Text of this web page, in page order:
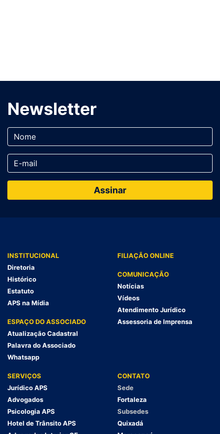
Newsletter
INSTITUCIONAL
Diretoria
Histórico
Estatuto
APS na Mídia
ESPAÇO DO ASSOCIADO
Atualização Cadastral
Palavra do Associado
Whatsapp
FILIAÇÃO ONLINE
COMUNICAÇÃO
Notícias
Vídeos
Atendimento Jurídico
Assessoria de Imprensa
SERVIÇOS
Jurídico APS
Advogados
Psicologia APS
Hotel de Trânsito APS
CONTATO
Sede
Fortaleza
Subsedes
Quixadá